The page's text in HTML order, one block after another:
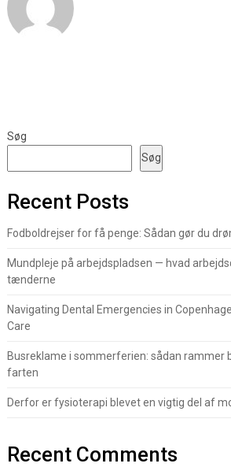
Søg
Søg
Recent Posts
Fodboldrejser for få penge: Sådan gør du
Mundpleje på arbejdspladsen — hvad
tænderne
Navigating Dental Emergencies in
Care
Busreklame i sommerferien: sådan rammer
farten
Derfor er fysioterapi blevet en vigtig del af
Recent Comments